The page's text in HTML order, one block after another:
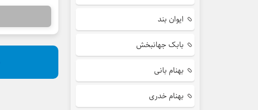
ایوان بند
بابک جهانبخش
بهنام بانی
بهنام خدری